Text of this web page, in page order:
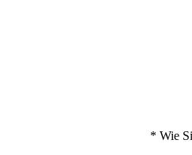
* Wie